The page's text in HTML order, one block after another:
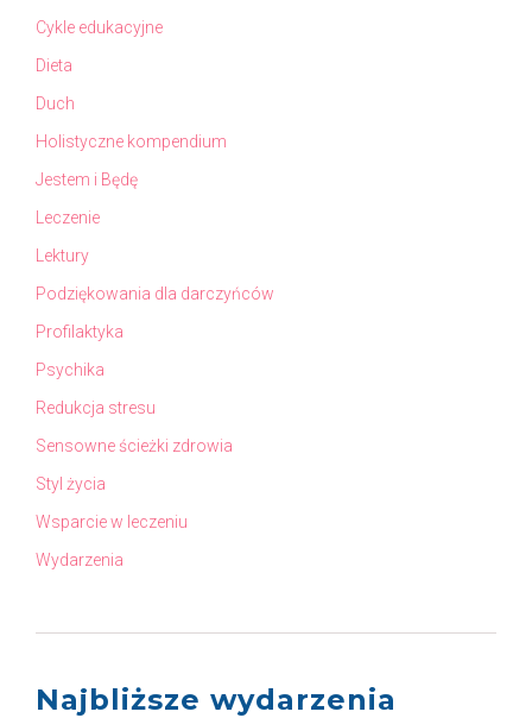
Cykle edukacyjne
Dieta
Duch
Holistyczne kompendium
Jestem i Będę
Leczenie
Lektury
Podziękowania dla darczyńców
Profilaktyka
Psychika
Redukcja stresu
Sensowne ścieżki zdrowia
Styl życia
Wsparcie w leczeniu
Wydarzenia
Najbliższe wydarzenia